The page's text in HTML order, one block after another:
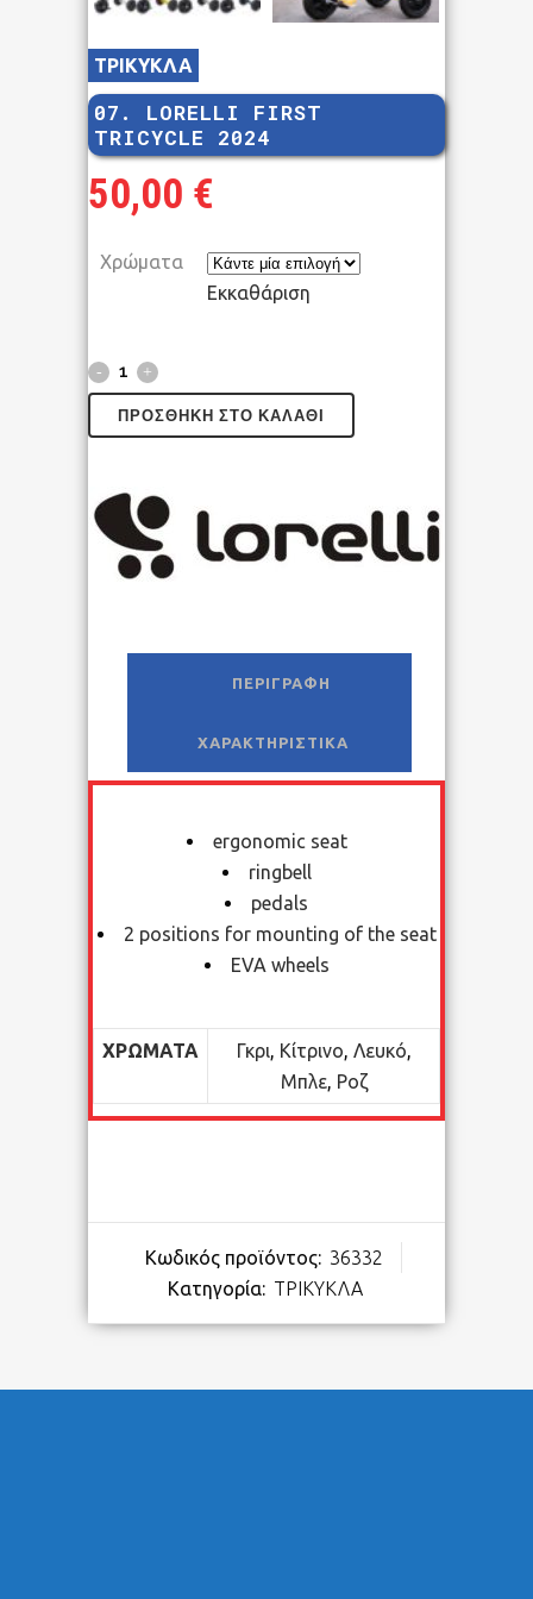
ΤΡΙΚΥΚΛΑ
07. LORELLI FIRST
TRICYCLE 2024
50,00 €
Χρώματα
Εκκαθάριση
ΠΡΟΣΘΉΚΗ ΣΤΟ ΚΑΛΆΘΙ
ΠΕΡΙΓΡΑΦΉ
ΧΑΡΑΚΤΗΡΙΣΤΙΚΆ
ergonomic seat
ringbell
pedals
2 positions for mounting of the seat
EVA wheels
ΧΡΏΜΑΤΑ Γκρι, Κίτρινο, Λευκό,
Μπλε, Ροζ
Κωδικός προϊόντος: 36332
Κατηγορία: ΤΡΙΚΥΚΛΑ